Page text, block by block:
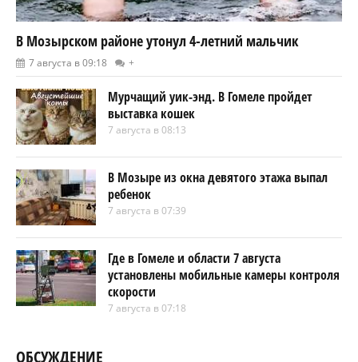
В Мозырском районе утонул 4-летний мальчик
7 августа в 09:18 +
Мурчащий уик-энд. В Гомеле пройдет
выставка кошек
7 августа в 08:13
В Мозыре из окна девятого этажа выпал
ребенок
7 августа в 07:39
Где в Гомеле и области 7 августа
установлены мобильные камеры контроля
скорости
7 августа в 07:18
ОБСУЖДЕНИЕ